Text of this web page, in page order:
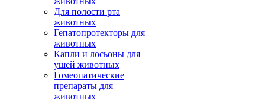
Для полости рта
животных
Гепатопротекторы для
животных
Капли и лосьоны для
ушей животных
Гомеопатические
препараты для
животных